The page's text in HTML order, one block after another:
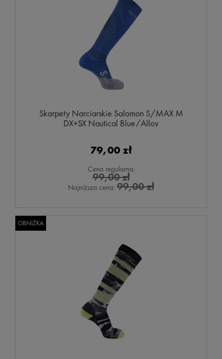
Skarpety Narciarskie Salomon S/MAX M
DX+SX Nautical Blue/Alloy
79,00 zł
Cena regularna:
99,00 zł
Najniższa cena: 99,00 zł
OBNIŻKA